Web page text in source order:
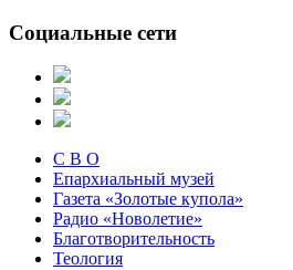
Социальные сети
С В О
Епархиальный музей
Газета «Золотые купола»
Радио «Новолетие»
Благотворительность
Теология